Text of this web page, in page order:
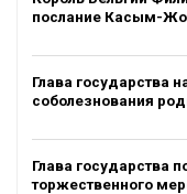
послание Касым-
Глава государства
соболезнования
Глава государства
торжественного